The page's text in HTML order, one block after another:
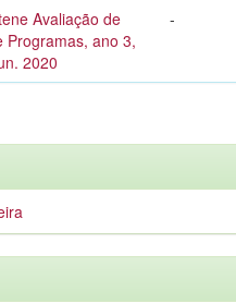
Avaliação de
Programas, ano 3,
2020
-